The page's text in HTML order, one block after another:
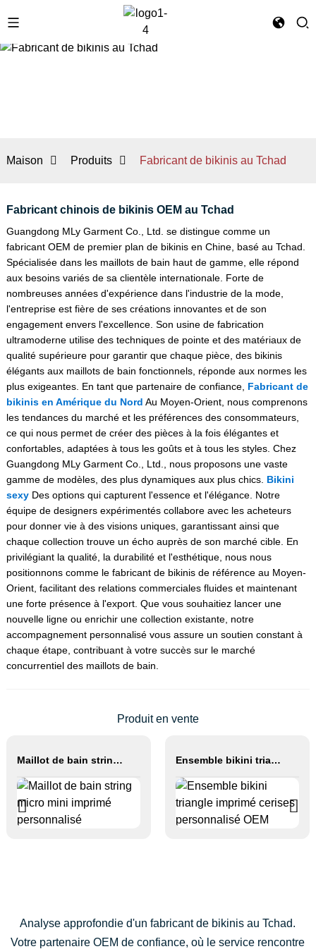
Maison Produits Fabricant de bikinis au Tchad
Fabricant chinois de bikinis OEM au Tchad
Guangdong MLy Garment Co., Ltd. se distingue comme un
fabricant OEM de premier plan de bikinis en Chine, basé au Tchad.
Spécialisée dans les maillots de bain haut de gamme, elle répond
aux besoins variés de sa clientèle internationale. Forte de
nombreuses années d'expérience dans l'industrie de la mode,
l'entreprise est fière de ses créations innovantes et de son
engagement envers l'excellence. Son usine de fabrication
ultramoderne utilise des techniques de pointe et des matériaux de
qualité supérieure pour garantir que chaque pièce, des bikinis
élégants aux maillots de bain fonctionnels, réponde aux normes les
plus exigeantes. En tant que partenaire de confiance, Fabricant de
bikinis en Amérique du Nord Au Moyen-Orient, nous comprenons
les tendances du marché et les préférences des consommateurs,
ce qui nous permet de créer des pièces à la fois élégantes et
confortables, adaptées à tous les goûts et à tous les styles. Chez
Guangdong MLy Garment Co., Ltd., nous proposons une vaste
gamme de modèles, des plus dynamiques aux plus chics. Bikini
sexyDes options qui capturent l'essence et l'élégance. Notre
équipe de designers expérimentés collabore avec les acheteurs
pour donner vie à des visions uniques, garantissant ainsi que
chaque collection trouve un écho auprès de son marché cible. En
privilégiant la qualité, la durabilité et l'esthétique, nous nous
positionnons comme le fabricant de bikinis de référence au Moyen-
Orient, facilitant des relations commerciales fluides et maintenant
une forte présence à l'export. Que vous souhaitiez lancer une
nouvelle ligne ou enrichir une collection existante, notre
accompagnement personnalisé vous assure un soutien constant à
chaque étape, contribuant à votre succès sur le marché
concurrentiel des maillots de bain.
Produit en vente
Maillot de bain string micro mini imprimé personnalisé Ensemble bikini triangle imprimé cerises personnalisé OEM
Analyse approfondie d'un fabricant de bikinis au Tchad.
Votre partenaire OEM de confiance, où le service rencontre